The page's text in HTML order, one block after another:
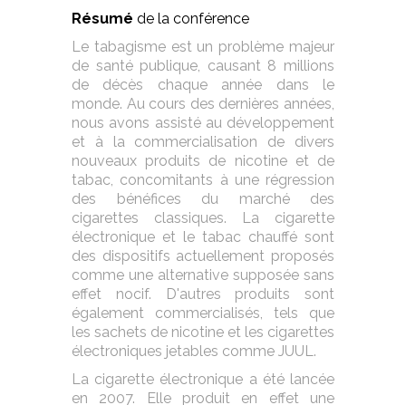
Résumé de la conférence
Le tabagisme est un problème majeur
de santé publique, causant 8 millions
de décès chaque année dans le
monde. Au cours des dernières années,
nous avons assisté au développement
et à la commercialisation de divers
nouveaux produits de nicotine et de
tabac, concomitants à une régression
des bénéfices du marché des
cigarettes classiques. La cigarette
électronique et le tabac chauffé sont
des dispositifs actuellement proposés
comme une alternative supposée sans
effet nocif. D'autres produits sont
également commercialisés, tels que
les sachets de nicotine et les cigarettes
électroniques jetables comme JUUL.
La cigarette électronique a été lancée
en 2007. Elle produit en effet une